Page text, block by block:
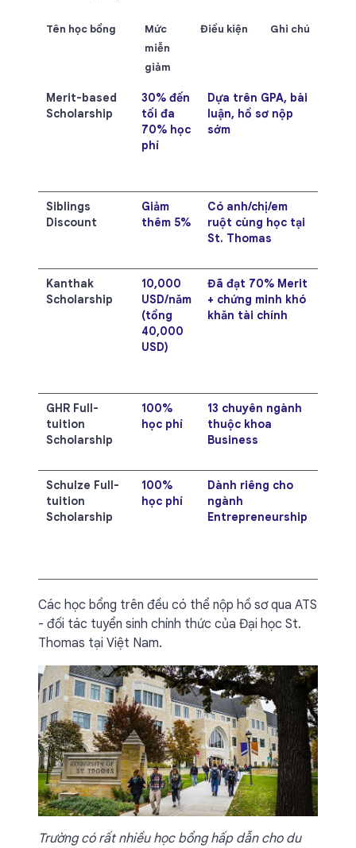
Tên học bổng
Mức
miễn
giảm
Điều kiện Ghi chú
Merit-based
Scholarship
30% đến
tối đa
70% học
phí
Dựa trên GPA, bài
luận, hồ sơ nộp
sớm
Siblings
Discount
Giảm
thêm 5%
Có anh/chị/em
ruột cùng học tại
St. Thomas
Kanthak
Scholarship
10,000
USD/năm
(tổng
40,000
USD)
Đã đạt 70% Merit
+ chứng minh khó
khăn tài chính
GHR Full-
tuition
Scholarship
100%
học phí
13 chuyên ngành
thuộc khoa
Business
Schulze Full-
tuition
Scholarship
100%
học phí
Dành riêng cho
ngành
Entrepreneurship
Các học bổng trên đều có thể nộp hồ sơ qua ATS
- đối tác tuyển sinh chính thức của Đại học St.
Thomas tại Việt Nam.
Trường có rất nhiều học bổng hấp dẫn cho du